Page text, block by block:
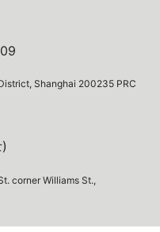
Shanghai 200235 PRC
corner Williams St.,